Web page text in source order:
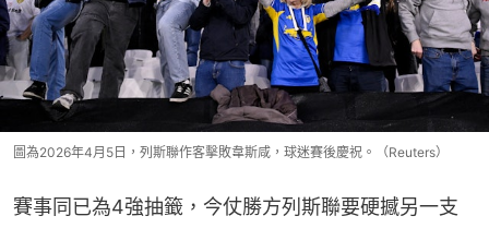
圖為2026年4月5日，列斯聯作客擊敗韋斯咸，球迷賽後慶祝。（Reuters）
賽事同已為4強抽籤，今仗勝方列斯聯要硬撼另一支